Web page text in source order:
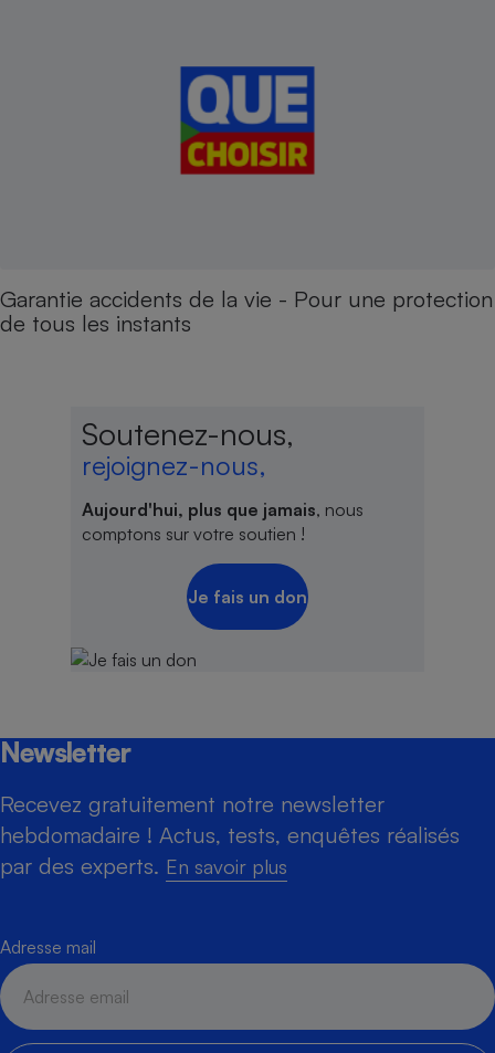
Garantie accidents de la vie - Pour une protection
de tous les instants
Soutenez-nous,
rejoignez-nous,
Aujourd'hui, plus que jamais, nous
comptons sur votre soutien !
Je fais un don
Newsletter
Recevez gratuitement notre newsletter
hebdomadaire ! Actus, tests, enquêtes réalisés
par des experts. En savoir plus
Adresse mail